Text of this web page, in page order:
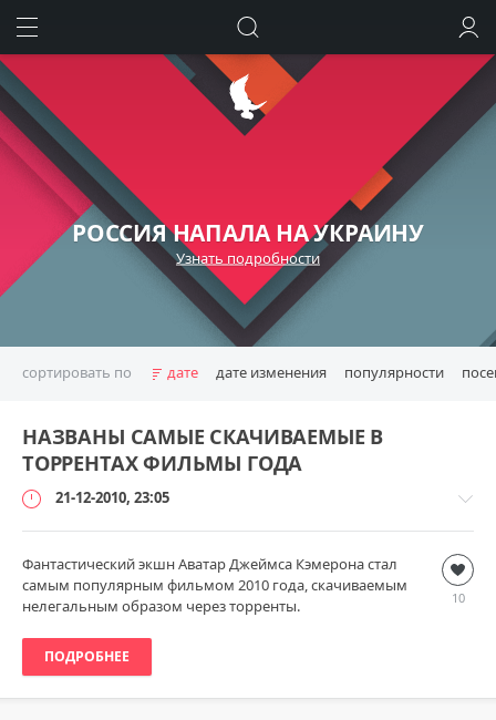
РОССИЯ НАПАЛА НА УКРАИНУ
Узнать подробности
сортировать по дате дате изменения популярности
НАЗВАНЫ САМЫЕ СКАЧИВАЕМЫЕ В
ТОРРЕНТАХ ФИЛЬМЫ ГОДА
21-12-2010, 23:05
Наука
и
технологии
loginvovchyk
7
10
Фантастический экшн Аватар Джеймса Кэмерона стал
самым популярным фильмом 2010 года, скачиваемым
нелегальным образом через торренты.
ПОДРОБНЕЕ